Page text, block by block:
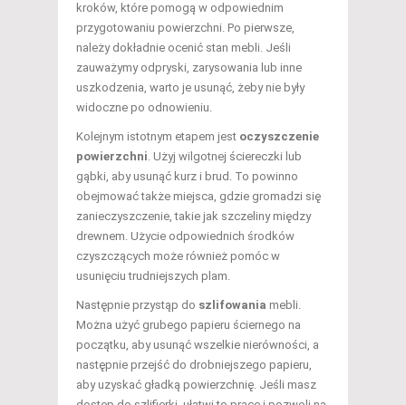
kroków, które pomogą w odpowiednim
przygotowaniu powierzchni. Po pierwsze,
należy dokładnie ocenić stan mebli. Jeśli
zauważymy odpryski, zarysowania lub inne
uszkodzenia, warto je usunąć, żeby nie były
widoczne po odnowieniu.
Kolejnym istotnym etapem jest oczyszczenie
powierzchni. Użyj wilgotnej ściereczki lub
gąbki, aby usunąć kurz i brud. To powinno
obejmować także miejsca, gdzie gromadzi się
zanieczyszczenie, takie jak szczeliny między
drewnem. Użycie odpowiednich środków
czyszczących może również pomóc w
usunięciu trudniejszych plam.
Następnie przystąp do szlifowania mebli.
Można użyć grubego papieru ściernego na
początku, aby usunąć wszelkie nierówności, a
następnie przejść do drobniejszego papieru,
aby uzyskać gładką powierzchnię. Jeśli masz